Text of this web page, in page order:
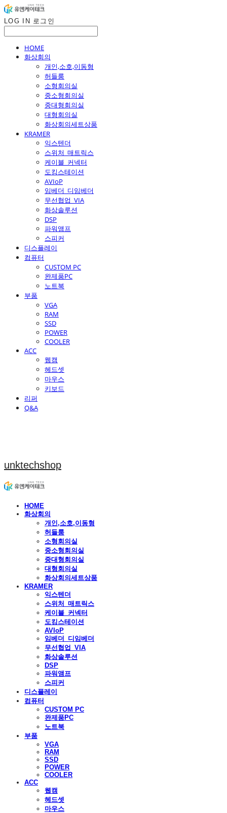
LOG IN 로그인
HOME
화상회의
개인,소호,이동형
허들룸
소형회의실
중소형회의실
중대형회의실
대형회의실
화상회의세트상품
KRAMER
익스텐더
스위처_매트릭스
케이블_커넥터
도킹스테이션
AVIoP
임베더_디임베더
무선협업_VIA
화상솔루션
DSP
파워앰프
스피커
디스플레이
컴퓨터
CUSTOM PC
완제품PC
노트북
부품
VGA
RAM
SSD
POWER
COOLER
ACC
웹캠
헤드셋
마우스
키보드
리퍼
Q&A
unktechshop
HOME
화상회의
개인,소호,이동형
허들룸
소형회의실
중소형회의실
중대형회의실
대형회의실
화상회의세트상품
KRAMER
익스텐더
스위처_매트릭스
케이블_커넥터
도킹스테이션
AVIoP
임베더_디임베더
무선협업_VIA
화상솔루션
DSP
파워앰프
스피커
디스플레이
컴퓨터
CUSTOM PC
완제품PC
노트북
부품
VGA
RAM
SSD
POWER
COOLER
ACC
웹캠
헤드셋
마우스